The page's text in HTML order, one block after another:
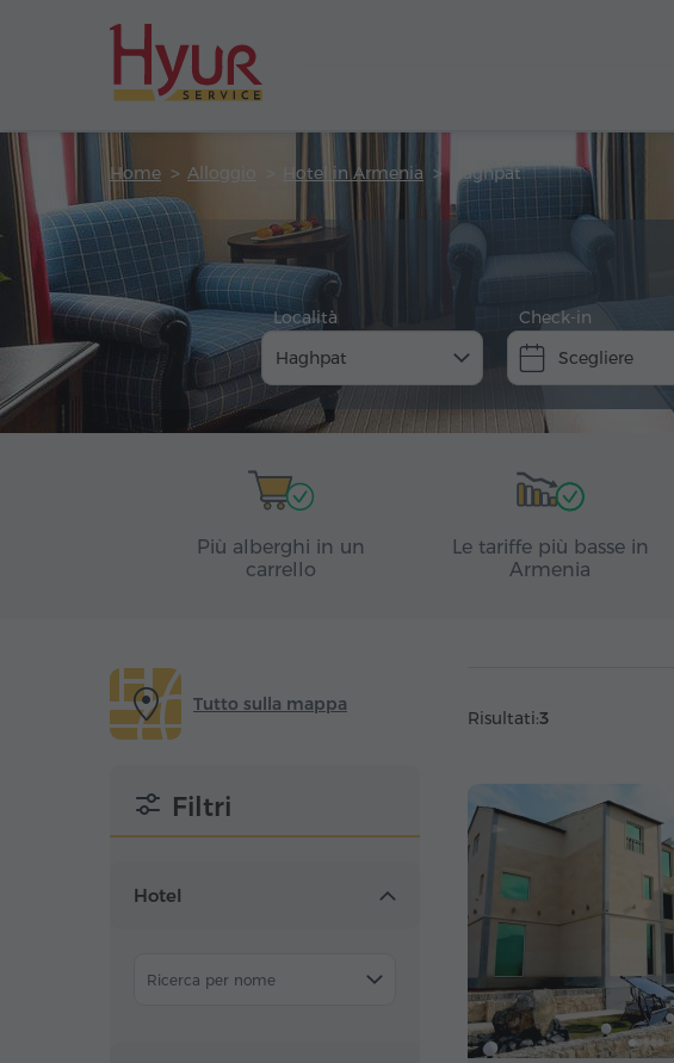
Home Alloggio Hotel in Armenia Haghpat
Località
Haghpat
Check-in
Più alberghi in un
carrello
Le tariffe più basse in
Armenia
Filtri
Hotel
Ricerca per nome
Risultati:3
Tutto sulla mappa